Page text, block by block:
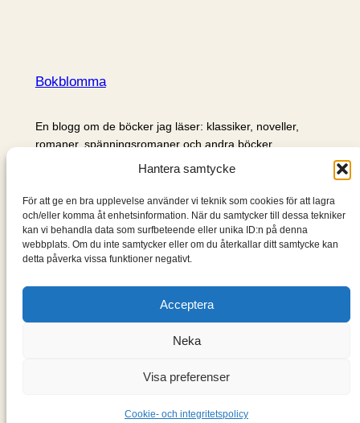
Hantera samtycke
För att ge en bra upplevelse använder vi teknik som cookies för att lagra
och/eller komma åt enhetsinformation. När du samtycker till dessa tekniker
kan vi behandla data som surfbeteende eller unika ID:n på denna
webbplats. Om du inte samtycker eller om du återkallar ditt samtycke kan
detta påverka vissa funktioner negativt.
Acceptera
Neka
Visa preferenser
Cookie- och integritetspolicy
Bokblomma
En blogg om de böcker jag läser: klassiker, noveller,
romaner, spänningsromaner och andra böcker.
Cookie- och integritetspolicy
Om mig & om bloggen
S
k
WordPress